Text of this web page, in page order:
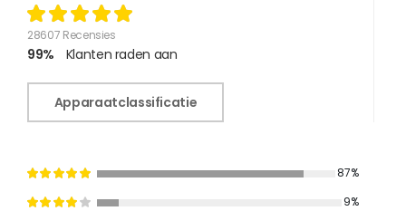
28607 Recensies
99% Klanten raden aan
Apparaatclassificatie
87%
9%